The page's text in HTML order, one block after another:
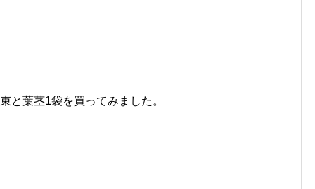
と葉茎1袋を買ってみました。